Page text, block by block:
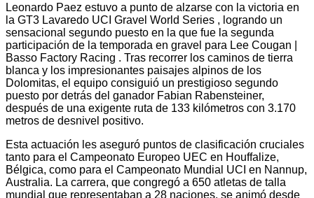
Leonardo Paez estuvo a punto de alzarse con la victoria en
la GT3 Lavaredo UCI Gravel World Series , logrando un
sensacional segundo puesto en la que fue la segunda
participación de la temporada en gravel para Lee Cougan |
Basso Factory Racing . Tras recorrer los caminos de tierra
blanca y los impresionantes paisajes alpinos de los
Dolomitas, el equipo consiguió un prestigioso segundo
puesto por detrás del ganador Fabian Rabensteiner,
después de una exigente ruta de 133 kilómetros con 3.170
metros de desnivel positivo.
Esta actuación les aseguró puntos de clasificación cruciales
tanto para el Campeonato Europeo UEC en Houffalize,
Bélgica, como para el Campeonato Mundial UCI en Nannup,
Australia. La carrera, que congregó a 650 atletas de talla
mundial que representaban a 28 naciones, se animó desde